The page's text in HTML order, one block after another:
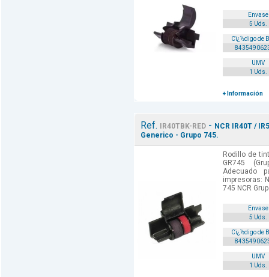
Envase
5 Uds.
Cï¿½digo de
UMV
1 Uds.
+ Información
Ref. IR40TBK-RED- NCR IR40T /
Generico - Grupo 745.
Rodillo de
GR745
Adecuado
impresoras:
745 NCR
Envase
5 Uds.
Cï¿½digo de
UMV
1 Uds.